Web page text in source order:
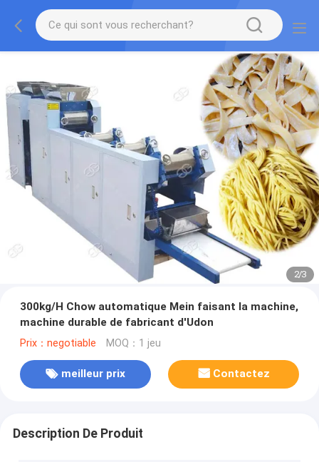
2/3
300kg/H Chow automatique Mein faisant la machine,
machine durable de fabricant d'Udon
Prix：negotiable MOQ：1 jeu
meilleur prix Contactez
Description De Produit